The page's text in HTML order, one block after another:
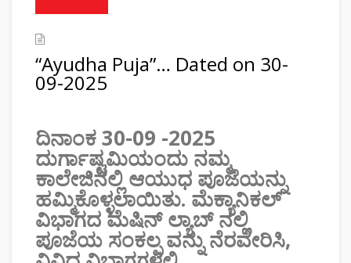
“Ayudha Puja”… Dated on 30-
09-2025
ದಿನಾಂಕ 30-09 -2025
ದುರ್ಗಾಷ್ಟಮಿಯಂದು ನಮ್ಮ
ಕಾಲೇಜಿನಲ್ಲಿ ಆಯುಧ ಪೂಜೆಯನ್ನು
ಹಮ್ಮಿಕೊಳ್ಳಲಾಯಿತು. ಮೆಕ್ಯಾನಿಕಲ್
ವಿಭಾಗದ ಮೆಷಿನ್ ಲ್ಯಾಬ್ ನಲ್ಲಿ
ಪೂಜೆಯ ಸಂಕಲ್ಪ ವನ್ನು ನೆರವೇರಿಸಿ,